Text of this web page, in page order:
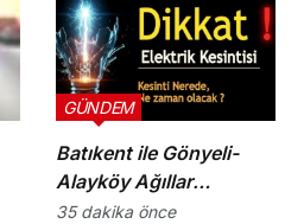
Batıkent ile Gönyeli-
Alayköy Ağıllar
bölgesinde yarın 6
GÜNDEM
35 dakika önce